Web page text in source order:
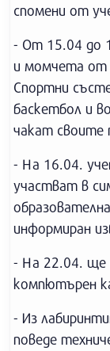
спомени от
- От 15.04 до
и момчета от
Спортни
баскетбол и
чакат своите
- На 16.04.
участват в
информиран
- На 22.04. ще
компютърен
- Из
поведе